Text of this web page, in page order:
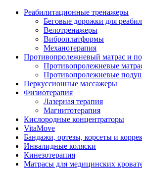
Реабилитационные тренажеры
Беговые дорожки для
Велотренажеры
Виброплатформы
Механотерапия
Противопролежневый матрас и
Противопролежневые
Противопролежневые
Перкуссионные массажеры
Физиотерапия
Лазерная терапия
Магнитотерапия
Кислородные концентраторы
VitaMove
Бандажи, ортезы, корсеты и
Инвалидные коляски
Кинезотерапия
Матрасы для медицинских